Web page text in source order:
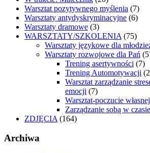
Warsztat pozytywnego myślenia (7)
Warsztaty antydyskryminacyjne (6)
Warsztaty dramowe (3)
WARSZTATY/SZKOLENIA (75)
Warsztaty językowe dla
Warsztaty rozwojowe dla Pań
Trening asertywności (7)
Trening Automotywacji
Warsztat zarządzanie
emocji (7)
Warsztat-poczucie
Zarządzanie sobą w czasie
ZDJĘCIA (164)
Archiwa